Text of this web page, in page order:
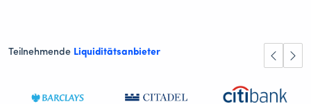
Teilnehmende Liquiditätsanbieter